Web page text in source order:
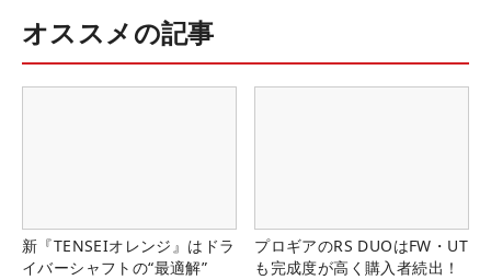
オススメの記事
新『TENSEIオレンジ』はドラ
イバーシャフトの“最適解”
プロギアのRS DUOはFW・UT
も完成度が高く購入者続出！